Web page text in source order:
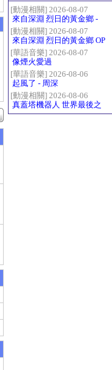
[動漫相關] 2026-08-07
來自深淵 烈日的黃金鄉 -
Gravity
[動漫相關] 2026-08-07
來自深淵 烈日的黃金鄉 OP
- かたち(Katachi)
[華語音樂] 2026-08-07
像煙火愛過
[華語音樂] 2026-08-06
起風了 - 周深
[動漫相關] 2026-08-06
真蓋塔機器人 世界最後之
日OP2 HEATS